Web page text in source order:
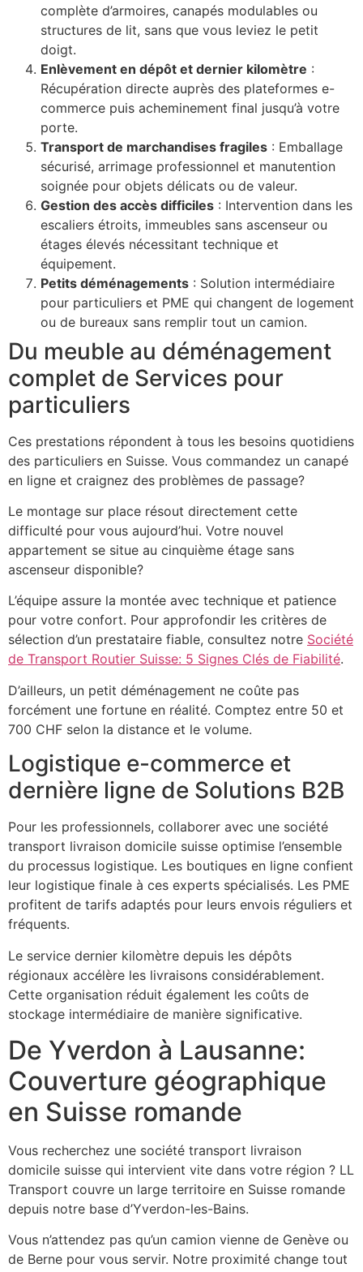
complète d’armoires, canapés modulables ou
structures de lit, sans que vous leviez le petit
doigt.
Enlèvement en dépôt et dernier kilomètre :
Récupération directe auprès des plateformes e-
commerce puis acheminement final jusqu’à votre
porte.
Transport de marchandises fragiles : Emballage
sécurisé, arrimage professionnel et manutention
soignée pour objets délicats ou de valeur.
Gestion des accès difficiles : Intervention dans les
escaliers étroits, immeubles sans ascenseur ou
étages élevés nécessitant technique et
équipement.
Petits déménagements : Solution intermédiaire
pour particuliers et PME qui changent de logement
ou de bureaux sans remplir tout un camion.
Du meuble au déménagement
complet de Services pour
particuliers
Ces prestations répondent à tous les besoins quotidiens
des particuliers en Suisse. Vous commandez un canapé
en ligne et craignez des problèmes de passage?
Le montage sur place résout directement cette
difficulté pour vous aujourd’hui. Votre nouvel
appartement se situe au cinquième étage sans
ascenseur disponible?
L’équipe assure la montée avec technique et patience
pour votre confort. Pour approfondir les critères de
sélection d’un prestataire fiable, consultez notre Société
de Transport Routier Suisse: 5 Signes Clés de Fiabilité.
D’ailleurs, un petit déménagement ne coûte pas
forcément une fortune en réalité. Comptez entre 50 et
700 CHF selon la distance et le volume.
Logistique e-commerce et
dernière ligne de Solutions B2B
Pour les professionnels, collaborer avec une société
transport livraison domicile suisse optimise l’ensemble
du processus logistique. Les boutiques en ligne confient
leur logistique finale à ces experts spécialisés. Les PME
profitent de tarifs adaptés pour leurs envois réguliers et
fréquents.
Le service dernier kilomètre depuis les dépôts
régionaux accélère les livraisons considérablement.
Cette organisation réduit également les coûts de
stockage intermédiaire de manière significative.
De Yverdon à Lausanne:
Couverture géographique
en Suisse romande
Vous recherchez une société transport livraison
domicile suisse qui intervient vite dans votre région ? LL
Transport couvre un large territoire en Suisse romande
depuis notre base d’Yverdon-les-Bains.
Vous n’attendez pas qu’un camion vienne de Genève ou
de Berne pour vous servir. Notre proximité change tout